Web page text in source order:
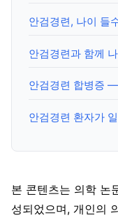
안검경련, 나이 들
안검경련과 함께
안검경련 합병증
안검경련 환자가
본 콘텐츠는 의학 논
성되었으며, 개인의